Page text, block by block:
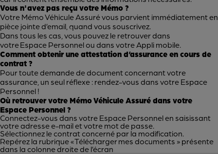
Vous n'avez pas reçu votre Mémo ?
Votre Mémo Véhicule Assuré vous parvient immédiatement en
pièce jointe d’email, quand vous souscrivez.
Dans tous les cas, vous pouvez le retrouver dans
votreEspace Personnelou dans votre Appli mobile.
Comment obtenir une attestation d’assurance en cours de
contrat ?
Pour toute demande de document concernant votre
assurance, un seul réflexe : rendez-vous dans votre Espace
Personnel !
Où retrouver votre Mémo Véhicule Assuré dans votre
Espace Personnel ?
Connectez-vous dans votre Espace Personnel en saisissant
votre adresse e-mail et votre mot de passe.
Sélectionnez le contrat concerné par la modification.
Repérez la rubrique « Télécharger mes documents » présente
dans la colonne droite de l’écran